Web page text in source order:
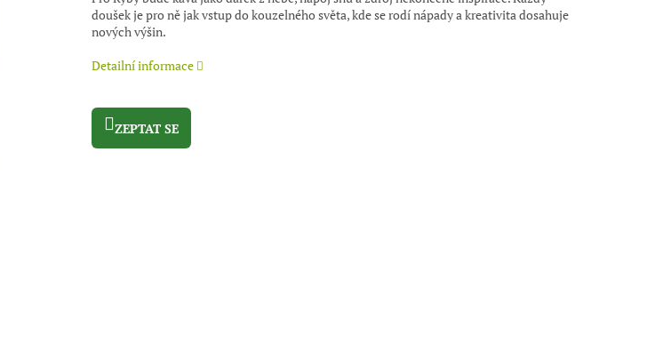
doušek je pro ně jak vstup do kouzelného světa, kde se rodí nápady a kreativita dosahuje
nových výšin.
Detailní informace
ZEPTAT SE